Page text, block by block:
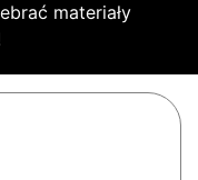
materiały